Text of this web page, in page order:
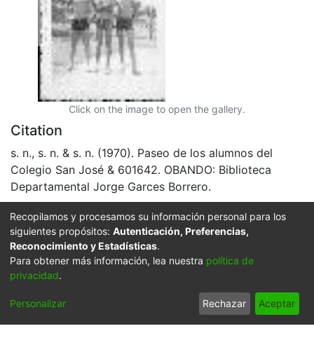
Click on the image to open the gallery.
Citation
s. n., s. n. & s. n. (1970). Paseo de los alumnos del
Colegio San José & 601642. OBANDO: Biblioteca
Departamental Jorge Garces Borrero.
URI
https://audiovisuales.icesi.edu.co/handle/123456789/7
117
Collections
APFFVC - Estudiantes - Patrimonial
Recopilamos y procesamos su información personal para los
siguientes propósitos: Autenticación, Preferencias,
Reconocimiento y Estadísticas.
Para obtener más información, lea nuestra política de
privacidad.
Personalizar Rechazar Aceptar